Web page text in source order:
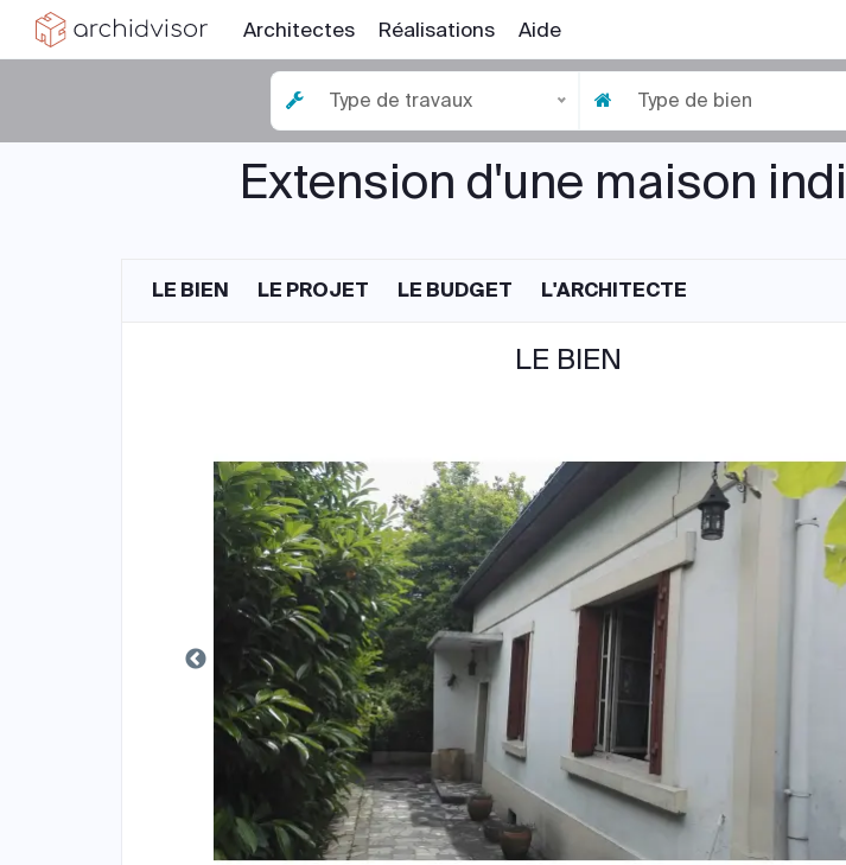
Architectes Réalisations Aide
Type de travaux Type de bien
Extension d'une maison
LE BIEN LE PROJET LE BUDGET L'ARCHITECTE
LE BIEN